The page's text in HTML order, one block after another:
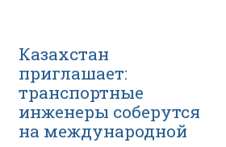
Казахстан
приглашает:
транспортные
инженеры соберутся
на международной